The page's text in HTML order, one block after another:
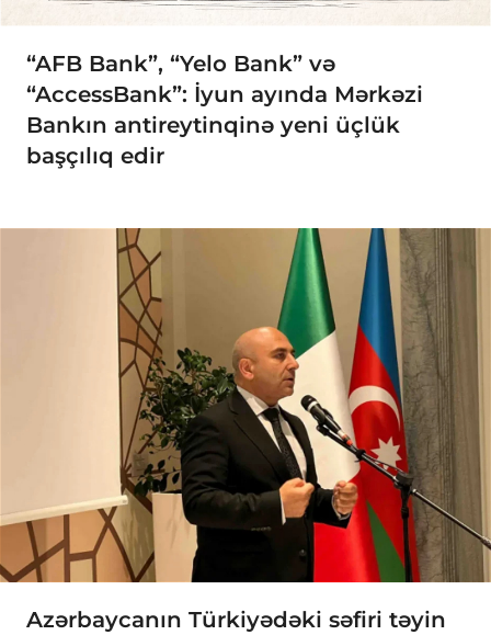
“AFB Bank”, “Yelo Bank” və
“AccessBank”: İyun ayında Mərkəzi
Bankın antireytinqinə yeni üçlük
başçılıq edir
Azərbaycanın Türkiyədəki səfiri təyin